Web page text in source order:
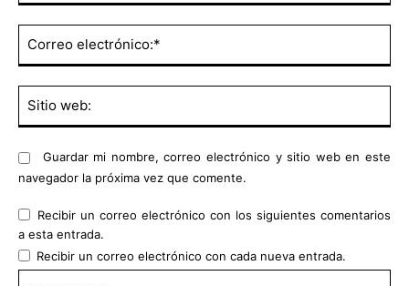
Guardar mi nombre, correo electrónico y sitio web en este
navegador la próxima vez que comente.
Recibir un correo electrónico con los siguientes comentarios
a esta entrada.
Recibir un correo electrónico con cada nueva entrada.